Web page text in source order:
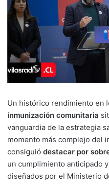
Un histórico rendimiento en
inmunización comunitaria
vanguardia de la estrategia
momento más complejo del
consiguió destacar por
un cumplimiento anticipado
diseñados por el Ministerio